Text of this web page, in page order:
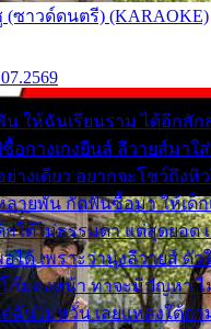
(ซาวด์ดนตรี) (KARAOKE)
น ให้ฉันเรียนราม ได้อีกสั
อกางเกงยีนส์ ลีวายส์มาใส่
ย่างเดียว อยากจะโชว์ถึงหิ
ายพัน กัดฟันซื้อมา ให้เด็ก
กใต้ไม่ธรรมดา แต่สุดยอด
ได้ เพราะว่านุ่งลีวายส์ ตัว
ก๊มองหน้า ท่าจะมีปัญหา ไ
ฉันไม่หวั่น เลยแหลงใต้ถ